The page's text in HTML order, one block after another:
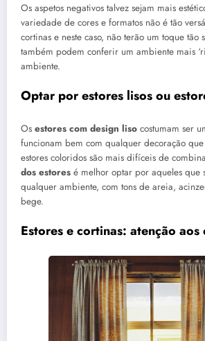
Os aspetos negativos talvez sejam mais
variedade de cores e formatos não é tão
cortinas e neste caso, não terão um toque tão
também podem conferir um ambiente mais
ambiente.
Optar por estores lisos ou
Os estores com design liso costumam ser
funcionam bem com qualquer decoração que
estores coloridos são mais difíceis de
dos estores é melhor optar por aqueles que
qualquer ambiente, com tons de areia,
bege.
Estores e cortinas: atenção aos